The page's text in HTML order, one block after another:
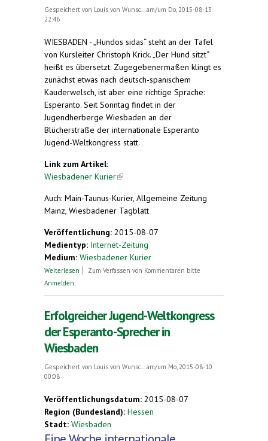
Gespeichert von Louis von Wunsc...am/um Do, 2015-08-13
22:46
WIESBADEN - „Hundos sidas“ steht an der Tafel
von Kursleiter Christoph Krick. „Der Hund sitzt“
heißt es übersetzt. Zugegebenermaßen klingt es
zunächst etwas nach deutsch-spanischem
Kauderwelsch, ist aber eine richtige Sprache:
Esperanto. Seit Sonntag findet in der
Jugendherberge Wiesbaden an der
Blücherstraße der internationale Esperanto
Jugend-Weltkongress statt.
Link zum Artikel:
Wiesbadener Kurier(link is external)
Auch: Main-Taunus-Kurier, Allgemeine Zeitung
Mainz, Wiesbadener Tagblatt
Veröffentlichung: 2015-08-07
Medientyp: Internet-Zeitung
Medium: Wiesbadener Kurier
Weiterlesen über Esperanto in Wiesbaden: Jugend-
Zum Verfassen von Kommentaren bitte
Anmelden.
Erfolgreicher Jugend-Weltkongress
der Esperanto-Sprecher in
Wiesbaden
Gespeichert von Louis von Wunsc...am/um Mo, 2015-08-10
00:08
Veröffentlichungsdatum: 2015-08-07
Region (Bundesland): Hessen
Stadt: Wiesbaden